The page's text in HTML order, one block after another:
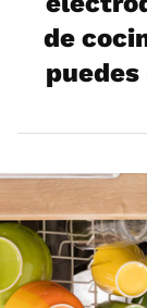
de